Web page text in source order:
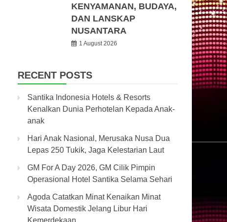
KENYAMANAN, BUDAYA,
DAN LANSKAP
NUSANTARA
1 August 2026
RECENT POSTS
Santika Indonesia Hotels & Resorts
Kenalkan Dunia Perhotelan Kepada Anak-
anak
Hari Anak Nasional, Merusaka Nusa Dua
Lepas 250 Tukik, Jaga Kelestarian Laut
GM For A Day 2026, GM Cilik Pimpin
Operasional Hotel Santika Selama Sehari
Agoda Catatkan Minat Kenaikan Minat
Wisata Domestik Jelang Libur Hari